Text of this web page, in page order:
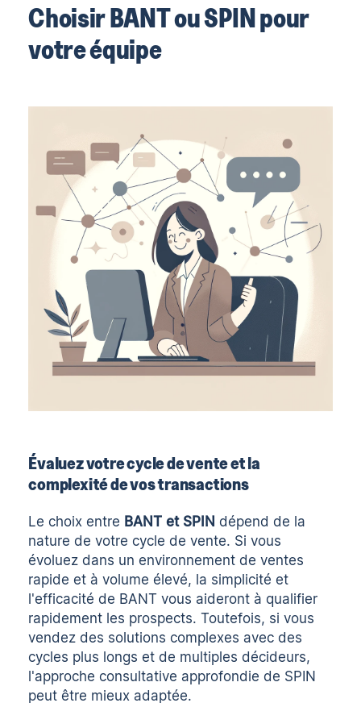
Choisir BANT ou SPIN pour
votre équipe
Évaluez votre cycle de vente et la
complexité de vos transactions
Le choix entre BANT et SPIN dépend de la
nature de votre cycle de vente. Si vous
évoluez dans un environnement de ventes
rapide et à volume élevé, la simplicité et
l'efficacité de BANT vous aideront à qualifier
rapidement les prospects. Toutefois, si vous
vendez des solutions complexes avec des
cycles plus longs et de multiples décideurs,
l'approche consultative approfondie de SPIN
peut être mieux adaptée.